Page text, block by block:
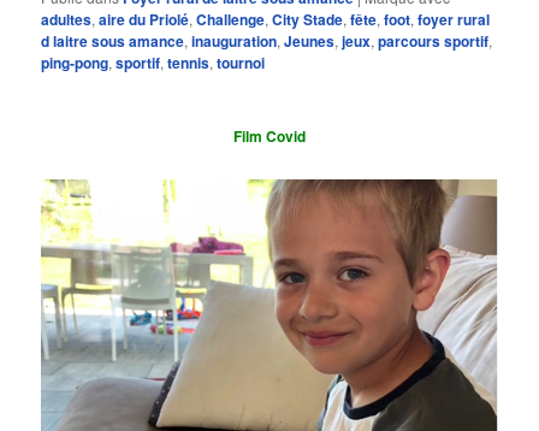
adultes,aire du Priolé,Challenge,City Stade,fête,foot,foyer rural
d laitre sous amance,inauguration,Jeunes,jeux,parcours sportif,
ping-pong,sportif,tennis,tournoi
Film Covid